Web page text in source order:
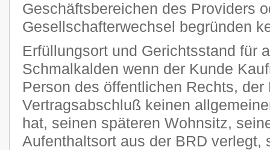
Geschäftsbereichen des Providers
Gesellschafterwechsel begründen
Erfüllungsort und Gerichtsstand für
Schmalkalden wenn der Kunde
Person des öffentlichen Rechts, der
Vertragsabschluß keinen
hat, seinen späteren Wohnsitz,
Aufenthaltsort aus der BRD verlegt,